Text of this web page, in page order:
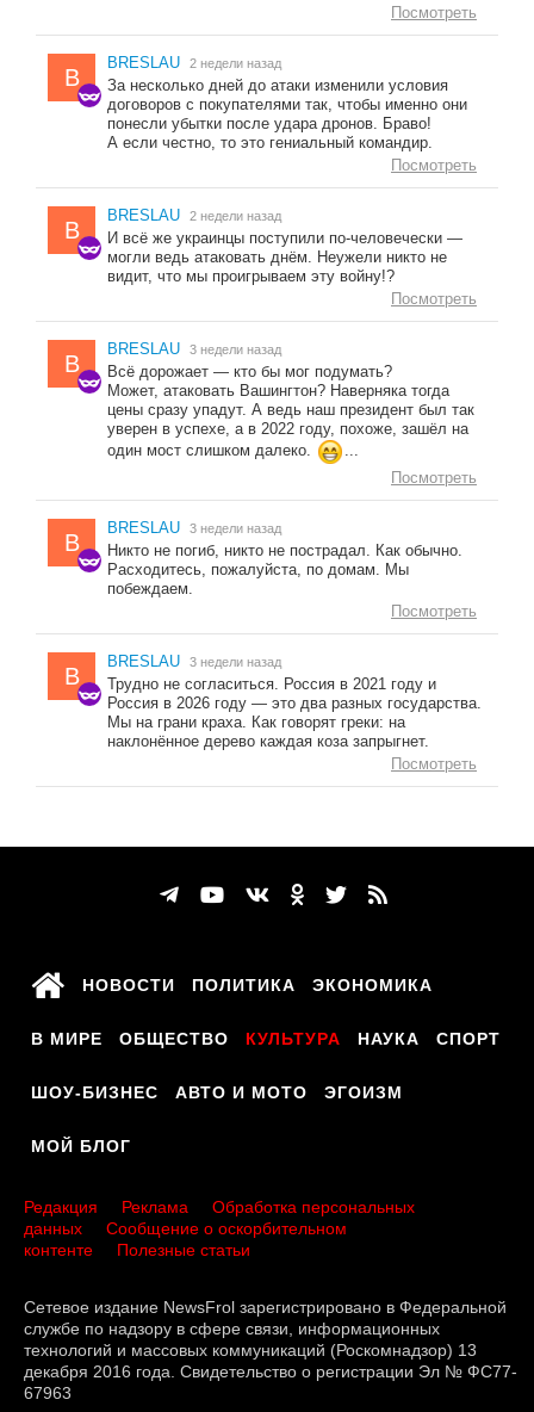
Посмотреть
B
BRESLAU 2 недели назад
За несколько дней до атаки изменили условия
договоров с покупателями так, чтобы именно они
понесли убытки после удара дронов. Браво!
А если честно, то это гениальный командир.
Посмотреть
B
BRESLAU 2 недели назад
И всё же украинцы поступили по-человечески —
могли ведь атаковать днём. Неужели никто не
видит, что мы проигрываем эту войну!?
Посмотреть
B
BRESLAU 3 недели назад
Всё дорожает — кто бы мог подумать?
Может, атаковать Вашингтон? Наверняка тогда
цены сразу упадут. А ведь наш президент был так
уверен в успехе, а в 2022 году, похоже, зашёл на
один мост слишком далеко.
...
Посмотреть
B
BRESLAU 3 недели назад
Никто не погиб, никто не пострадал. Как обычно.
Расходитесь, пожалуйста, по домам. Мы
побеждаем.
Посмотреть
B
BRESLAU 3 недели назад
Трудно не согласиться. Россия в 2021 году и
Россия в 2026 году — это два разных государства.
Мы на грани краха. Как говорят греки: на
наклонённое дерево каждая коза запрыгнет.
Посмотреть
НОВОСТИ ПОЛИТИКА ЭКОНОМИКА
В МИРЕ ОБЩЕСТВО КУЛЬТУРА НАУКА СПОРТ
ШОУ-БИЗНЕС АВТО И МОТО ЭГОИЗМ
МОЙ БЛОГ
Редакция Реклама
Обработка персональных
данных
Сообщение о оскорбительном
контенте
Полезные статьи
Сетевое издание NewsFrol зарегистрировано в Федеральной
службе по надзору в сфере связи, информационных
технологий и массовых коммуникаций (Роскомнадзор) 13
декабря 2016 года. Свидетельство о регистрации Эл № ФС77-
67963